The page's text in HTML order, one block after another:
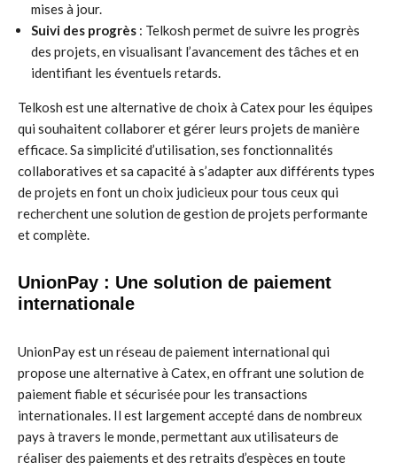
mises à jour.
Suivi des progrès : Telkosh permet de suivre les progrès
des projets, en visualisant l’avancement des tâches et en
identifiant les éventuels retards.
Telkosh est une alternative de choix à Catex pour les équipes
qui souhaitent collaborer et gérer leurs projets de manière
efficace. Sa simplicité d’utilisation, ses fonctionnalités
collaboratives et sa capacité à s’adapter aux différents types
de projets en font un choix judicieux pour tous ceux qui
recherchent une solution de gestion de projets performante
et complète.
UnionPay : Une solution de paiement
internationale
UnionPay est un réseau de paiement international qui
propose une alternative à Catex, en offrant une solution de
paiement fiable et sécurisée pour les transactions
internationales. Il est largement accepté dans de nombreux
pays à travers le monde, permettant aux utilisateurs de
réaliser des paiements et des retraits d’espèces en toute